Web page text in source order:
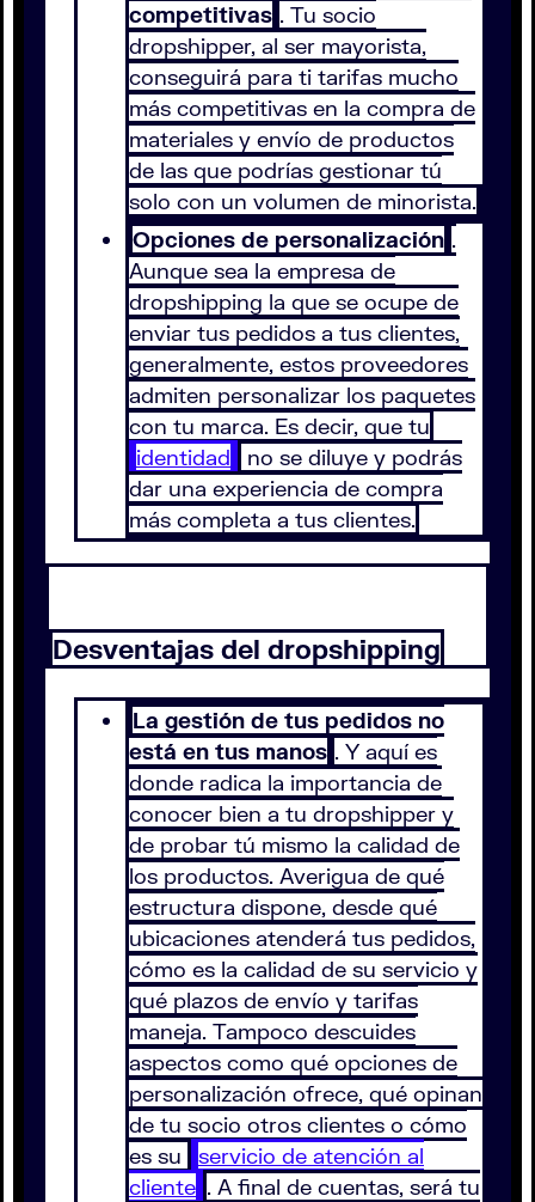
competitivas . Tu socio
dropshipper, al ser mayorista,
conseguirá para ti tarifas mucho
más competitivas en la compra de
materiales y envío de productos
de las que podrías gestionar tú
solo con un volumen de minorista.
Opciones de personalización .
Aunque sea la empresa de
dropshipping la que se ocupe de
enviar tus pedidos a tus clientes,
generalmente, estos proveedores
admiten personalizar los paquetes
con tu marca. Es decir, que tu
identidad
no se diluye y podrás
dar una experiencia de compra
más completa a tus clientes.
Desventajas del dropshipping
La gestión de tus pedidos no
está en tus manos . Y aquí es
donde radica la importancia de
conocer bien a tu dropshipper y
de probar tú mismo la calidad de
los productos. Averigua de qué
estructura dispone, desde qué
ubicaciones atenderá tus pedidos,
cómo es la calidad de su servicio y
qué plazos de envío y tarifas
maneja. Tampoco descuides
aspectos como qué opciones de
personalización ofrece, qué opinan
de tu socio otros clientes o cómo
es su
servicio de atención al
cliente . A final de cuentas, será tu